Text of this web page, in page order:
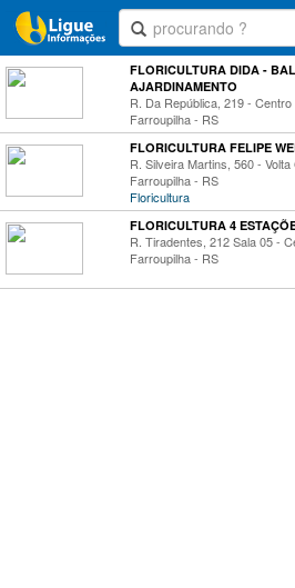
FLORICULTURA DIDA -
AJARDINAMENTO
R. Da República, 219 - Centro
Farroupilha - RS
FLORICULTURA FELIPE
R. Silveira Martins, 560 -
Farroupilha - RS
Floricultura
FLORICULTURA 4
R. Tiradentes, 212 Sala 05 -
Farroupilha - RS